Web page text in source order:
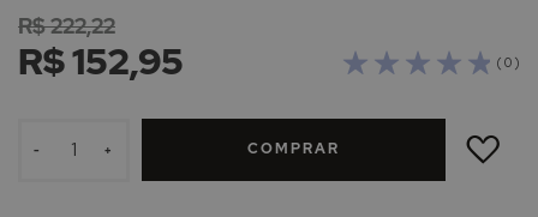
( 0 )
R$ 152,95
R$ 222,22
- + COMPRAR
ADICIONAR
LISTA